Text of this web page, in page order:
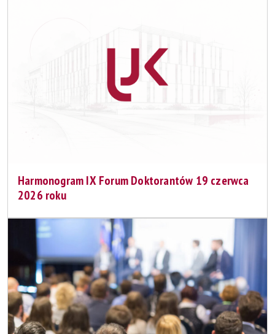
Harmonogram IX Forum Doktorantów 19 czerwca
2026 roku